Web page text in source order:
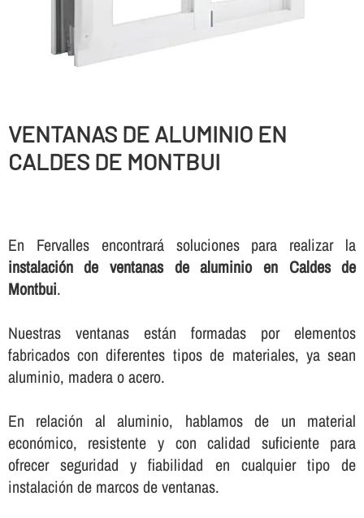
VENTANAS DE ALUMINIO EN
CALDES DE MONTBUI
En Fervalles encontrará soluciones para realizar la
instalación de ventanas de aluminio en Caldes de
Montbui.
Nuestras ventanas están formadas por elementos
fabricados con diferentes tipos de materiales, ya sean
aluminio, madera o acero.
En relación al aluminio, hablamos de un material
económico, resistente y con calidad suficiente para
ofrecer seguridad y fiabilidad en cualquier tipo de
instalación de marcos de ventanas.